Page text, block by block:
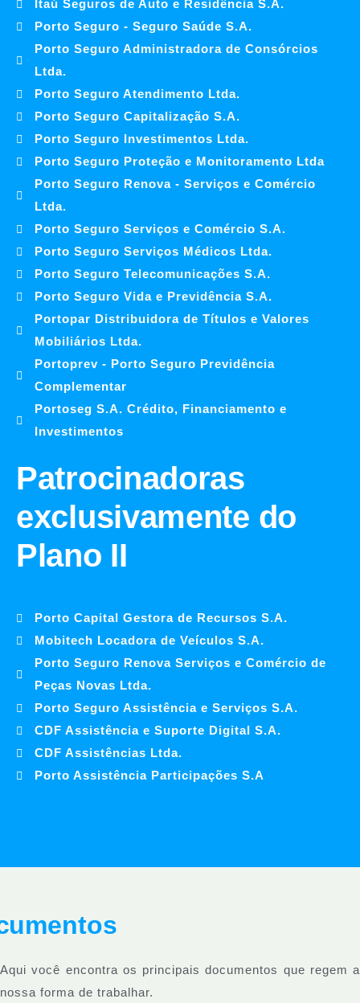
Itaú Seguros de Auto e Residência S.A.
Porto Seguro - Seguro Saúde S.A.
Porto Seguro Administradora de Consórcios
Ltda.
Porto Seguro Atendimento Ltda.
Porto Seguro Capitalização S.A.
Porto Seguro Investimentos Ltda.
Porto Seguro Proteção e Monitoramento Ltda
Porto Seguro Renova - Serviços e Comércio
Ltda.
Porto Seguro Serviços e Comércio S.A.
Porto Seguro Serviços Médicos Ltda.
Porto Seguro Telecomunicações S.A.
Porto Seguro Vida e Previdência S.A.
Portopar Distribuidora de Títulos e Valores
Mobiliários Ltda.
Portoprev - Porto Seguro Previdência
Complementar
Portoseg S.A. Crédito, Financiamento e
Investimentos
Patrocinadoras
exclusivamente do
Plano II
Porto Capital Gestora de Recursos S.A.
Mobitech Locadora de Veículos S.A.
Porto Seguro Renova Serviços e Comércio de
Peças Novas Ltda.
Porto Seguro Assistência e Serviços S.A.
CDF Assistência e Suporte Digital S.A.
CDF Assistências Ltda.
Porto Assistência Participações S.A
Aqui você encontra os principais documentos que regem a
nossa forma de trabalhar.